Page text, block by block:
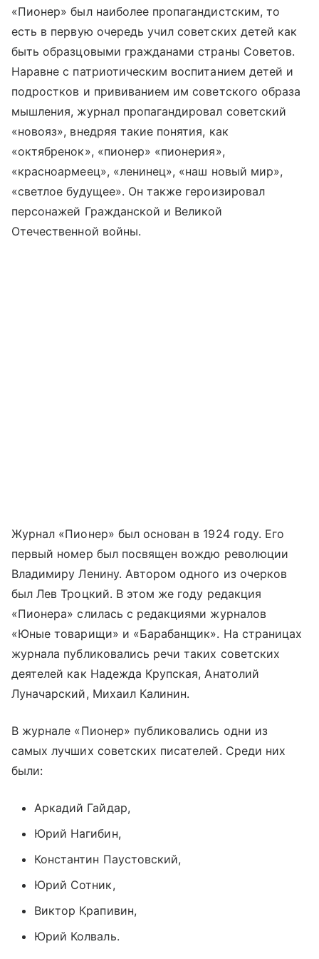
«Пионер» был наиболее пропагандистским, то
есть в первую очередь учил советских детей как
быть образцовыми гражданами страны Советов.
Наравне с патриотическим воспитанием детей и
подростков и прививанием им советского образа
мышления, журнал пропагандировал советский
«новояз», внедряя такие понятия, как
«октябренок», «пионер» «пионерия»,
«красноармеец», «ленинец», «наш новый мир»,
«светлое будущее». Он также героизировал
персонажей Гражданской и Великой
Отечественной войны.
Журнал «Пионер» был основан в 1924 году. Его
первый номер был посвящен вождю революции
Владимиру Ленину. Автором одного из очерков
был Лев Троцкий. В этом же году редакция
«Пионера» слилась с редакциями журналов
«Юные товарищи» и «Барабанщик». На страницах
журнала публиковались речи таких советских
деятелей как Надежда Крупская, Анатолий
Луначарский, Михаил Калинин.
В журнале «Пионер» публиковались одни из
самых лучших советских писателей. Среди них
были:
Аркадий Гайдар,
Юрий Нагибин,
Константин Паустовский,
Юрий Сотник,
Виктор Крапивин,
Юрий Колваль.